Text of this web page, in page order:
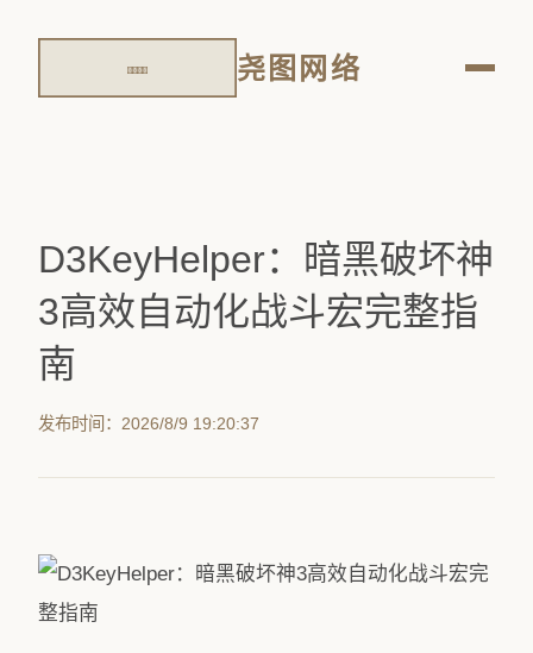
尧图网络
D3KeyHelper：暗黑破坏神
3高效自动化战斗宏完整指
南
发布时间：2026/8/9 19:20:37